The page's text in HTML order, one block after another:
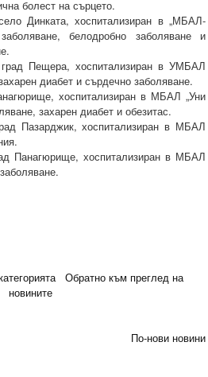
болест на сърцето.
Динката, хоспитализиран в „МБАЛ-
белодробно заболяване и
Пещера, хоспитализиран в УМБАЛ
диабет и сърдечно заболяване.
хоспитализиран в МБАЛ „Уни
захарен диабет и обезитас.
Пазарджик, хоспитализиран в МБАЛ
хоспитализиран в МБАЛ
Обратно към преглед на
новините
По-нови новини